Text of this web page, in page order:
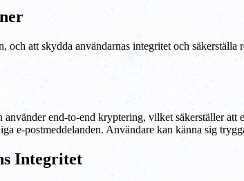
att skydda användarnas integritet och
end-to-end kryptering, vilket säkerställer
e-postmeddelanden. Användare kan känna sig
Integritet